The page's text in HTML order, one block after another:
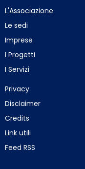
L'Associazione
Le sedi
Imprese
I Progetti
I Servizi
Privacy
Disclaimer
Credits
Link utili
Feed RSS